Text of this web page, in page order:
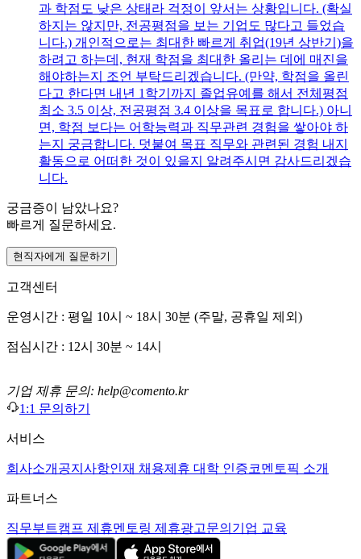
과 학점도 낮은 상태라 걱정이 앞서는 상황입니다. (확실
하지는 않지만, 전공평점을 보는 기업도 많다고 들었습
니다.) 개인적으로는 최대한 빠르게 취업(19년 상반기)을
하려고 하는데, 현재 학점을 최대한 올리는 데에 매진을
해야하는지 조언 부탁드리겠습니다. (만약, 학점을 올린
다고 한다면 내년 1학기까지 졸업유예를 해서 전체평점
최소 3.5 이상, 전공평점 3.4 이상을 목표로 합니다.) 아니
면, 학점 보다는 어학능력과 직무관련 경험을 쌓아야 하
는지 궁금합니다. 덧붙여 목표 직무와 관련된 경험 내지
활동으로 어떠한 것이 있을지 알려주시면 감사드리겠습
니다.
궁금증이 남았나요?
빠르게 질문하세요.
현직자에게 질문하기
고객센터
운영시간 : 평일 10시 ~ 18시 30분 (주말, 공휴일 제외)
점심시간 : 12시 30분 ~ 14시
기업 제휴 문의: help@comento.kr
1:1 문의하기
서비스
회사소개 공지사항인재 채용제휴 대학 인증코멘토픽 소개
파트너스
직무부트캠프 제휴멘토링 제휴광고문의 기업 교육